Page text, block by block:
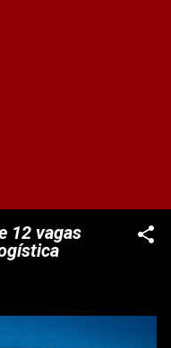
12 vagas